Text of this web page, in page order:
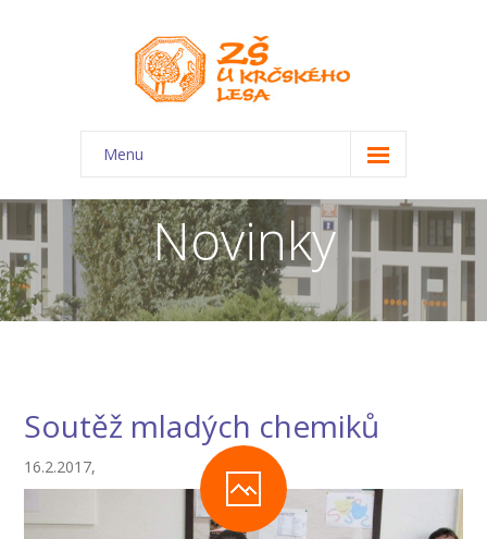
Menu
O škole
-- Charakteristika školy
-- Plán školního roku
-- Úřední deska
-- Virtuální prohlídka
-- Inspekční zpráva
Novinky
Soutěž mladých chemiků
16.2.2017,